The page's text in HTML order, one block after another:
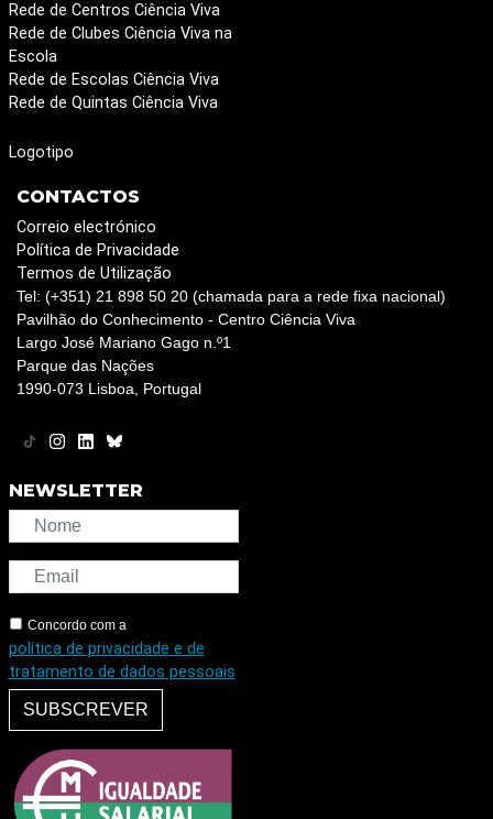
Rede de Centros Ciência Viva
Rede de Clubes Ciência Viva na
Escola
Rede de Escolas Ciência Viva
Rede de Quintas Ciência Viva
Logotipo
CONTACTOS
Correio electrónico
Política de Privacidade
Termos de Utilização
Tel: (+351) 21 898 50 20 (chamada para a rede fixa nacional)
Pavilhão do Conhecimento - Centro Ciência Viva
Largo José Mariano Gago n.º1
Parque das Nações
1990-073 Lisboa, Portugal
NEWSLETTER
Concordo com a
política de privacidade e de
tratamento de dados pessoais
SUBSCREVER